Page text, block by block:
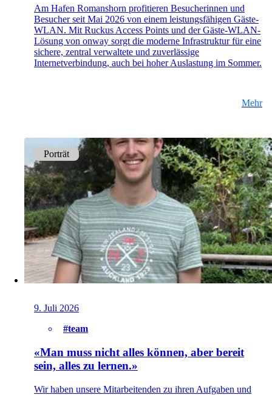
Am Hafen Romanshorn profitieren Besucherinnen und
Besucher seit Mai 2026 von einem leistungsfähigen Gäste-
WLAN. Mit Ruckus Access Points und der Gäste-WLAN-
Lösung von onway sorgt die moderne Infrastruktur für eine
sichere, zentral verwaltete und zuverlässige
Internetverbindung, auch bei hoher Auslastung im Sommer.
Mehr
Porträt
9. Juli 2026
#team
«Man muss nicht alles können, aber bereit
sein, alles zu lernen.»
Wir haben unsere Mitarbeitenden zu ihren Aufgaben und